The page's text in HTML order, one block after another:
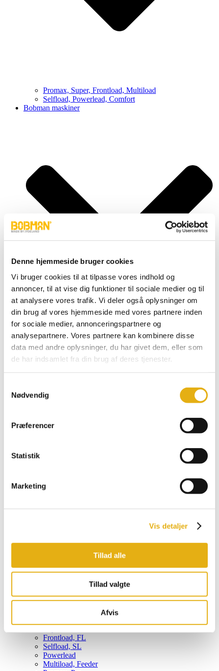
Denne hjemmeside bruger cookies
Vi bruger cookies til at tilpasse vores indhold og
annoncer, til at vise dig funktioner til sociale medier og til
at analysere vores trafik. Vi deler også oplysninger om
din brug af vores hjemmeside med vores partnere inden
for sociale medier, annonceringspartnere og
analysepartnere. Vores partnere kan kombinere disse
data med andre oplysninger, du har givet dem, eller som
de har indsamlet fra din brug af deres tjenester.
Nødvendig
Præferencer
Statistik
Marketing
Vis detaljer
Tillad alle
Tillad valgte
Afvis
Promax, Super, Frontload, Multiload
Selfload, Powerlead, Comfort
Bobman maskiner
Super, S
Frontload, FL
Selfload, SL
Powerlead
Comfort
Promax, Pro
Bobman udstyr
Frontload, FL
Selfload, SL
Powerlead
Multiload, Feeder